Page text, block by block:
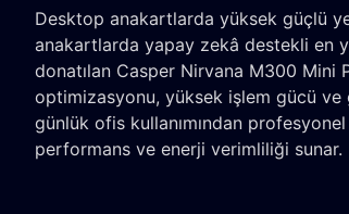
Desktop anakartlarda yüksek güçlü
anakartlarda yapay zekâ destekli en
donatılan Casper Nirvana M300 Mini
optimizasyonu, yüksek işlem gücü
günlük ofis kullanımından
performans ve enerji verimliliği sunar.